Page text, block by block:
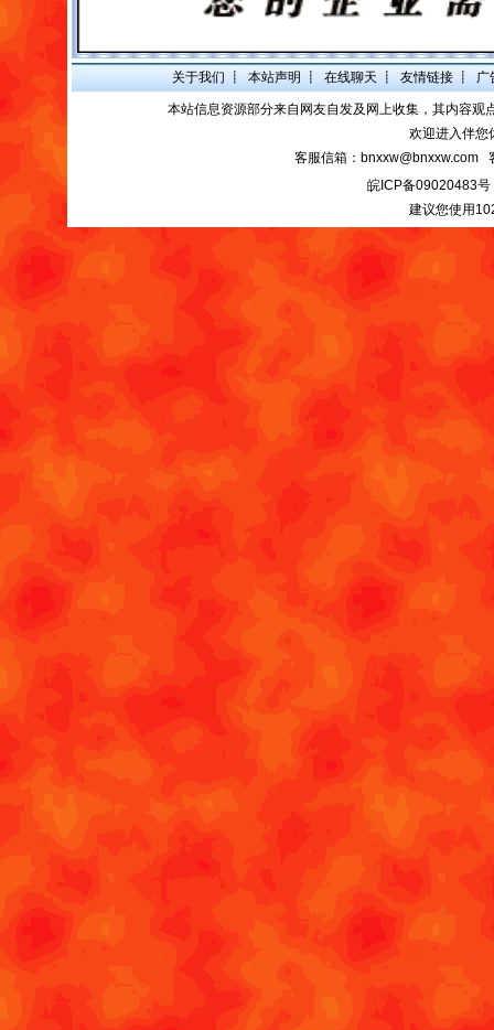
关于我们 ┋ 本站声明 ┋ 在线聊天 ┋ 友情链接 ┋ 广
本站信息资源部分来自网友自发及网上收集，其内容
欢迎进入伴您
客服信箱：bnxxw@bnxxw.com
皖ICP备09020483号
建议您使用